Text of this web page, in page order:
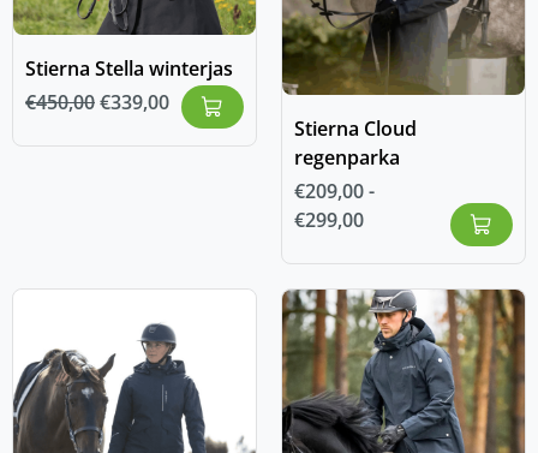
Stierna Stella winterjas
€450,00€339,00
Stierna Cloud
regenparka
€209,00-
€299,00